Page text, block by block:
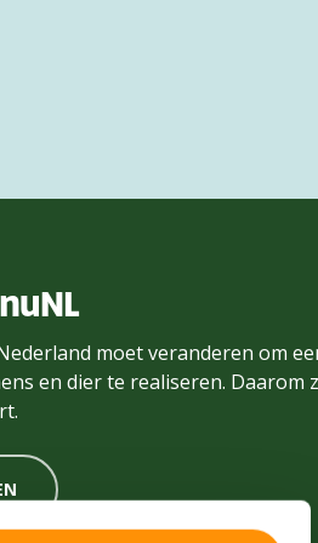
moet veranderen om
en dier te realiseren. Daarom